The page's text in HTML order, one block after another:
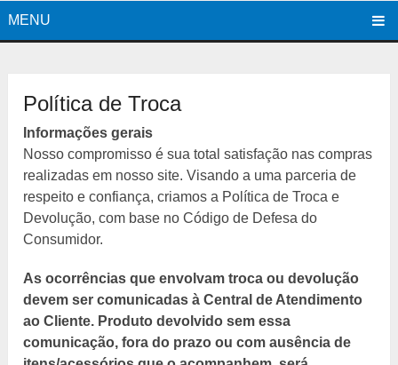
MENU
Política de Troca
Informações gerais
Nosso compromisso é sua total satisfação nas compras
realizadas em nosso site. Visando a uma parceria de
respeito e confiança, criamos a Política de Troca e
Devolução, com base no Código de Defesa do
Consumidor.
As ocorrências que envolvam troca ou devolução
devem ser comunicadas à Central de Atendimento
ao Cliente. Produto devolvido sem essa
comunicação, fora do prazo ou com ausência de